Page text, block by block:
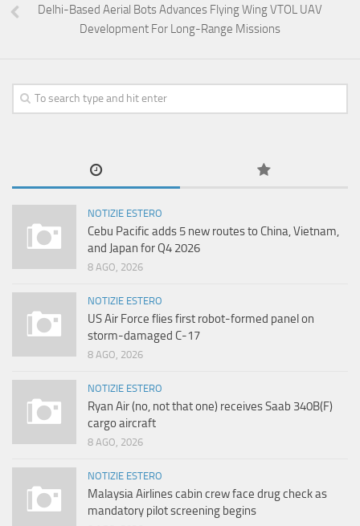
Delhi-Based Aerial Bots Advances Flying Wing VTOL UAV
Development For Long-Range Missions
NOTIZIE ESTERO
Cebu Pacific adds 5 new routes to China, Vietnam,
and Japan for Q4 2026
8 AGO, 2026
NOTIZIE ESTERO
US Air Force flies first robot-formed panel on
storm-damaged C-17
8 AGO, 2026
NOTIZIE ESTERO
Ryan Air (no, not that one) receives Saab 340B(F)
cargo aircraft
8 AGO, 2026
NOTIZIE ESTERO
Malaysia Airlines cabin crew face drug check as
mandatory pilot screening begins